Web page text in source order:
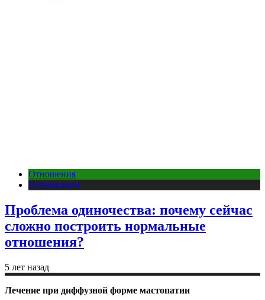
Отношения
Публикации
Проблема одиночества: почему сейчас
сложно построить нормальные
отношения?
5 лет назад
Лечение при диффузной форме мастопатии